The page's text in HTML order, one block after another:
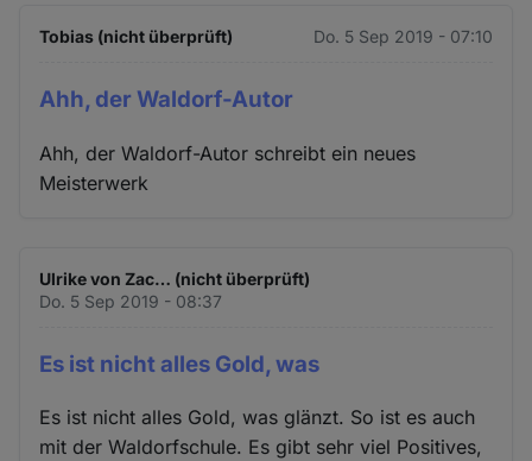
Tobias (nicht überprüft) Do. 5 Sep 2019 - 07:10
Ahh, der Waldorf-Autor
Ahh, der Waldorf-Autor schreibt ein neues
Meisterwerk
Ulrike von Zac… (nicht überprüft)
Do. 5 Sep 2019 - 08:37
Es ist nicht alles Gold, was
Es ist nicht alles Gold, was glänzt. So ist es auch
mit der Waldorfschule. Es gibt sehr viel Positives,